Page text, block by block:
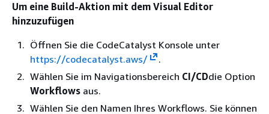
Um eine Build-Aktion mit dem Visual Editor
hinzuzufügen
Öffnen Sie die CodeCatalyst Konsole unter
https://codecatalyst.aws/
.
Wählen Sie im Navigationsbereich CI/CDdie Option
Workflows aus.
Wählen Sie den Namen Ihres Workflows. Sie können